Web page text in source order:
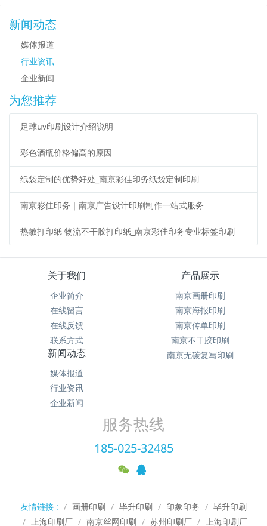
新闻动态
媒体报道
行业资讯
企业新闻
为您推荐
足球uv印刷设计介绍说明
彩色酒瓶价格偏高的原因
纸袋定制的优势好处_南京彩佳印务纸袋定制印刷
南京彩佳印务｜南京广告设计印刷制作一站式服务
热敏打印纸 物流不干胶打印纸_南京彩佳印务专业标签印刷
关于我们
企业简介
在线留言
在线反馈
联系方式
产品展示
南京画册印刷
南京海报印刷
南京传单印刷
南京不干胶印刷
南京无碳复写印刷
新闻动态
媒体报道
行业资讯
企业新闻
服务热线
185-025-32485
友情链接 : 画册印刷 毕升印刷 印象印务
毕升印刷
上海印刷厂
南京丝网印刷 苏州印刷厂 上海印刷厂